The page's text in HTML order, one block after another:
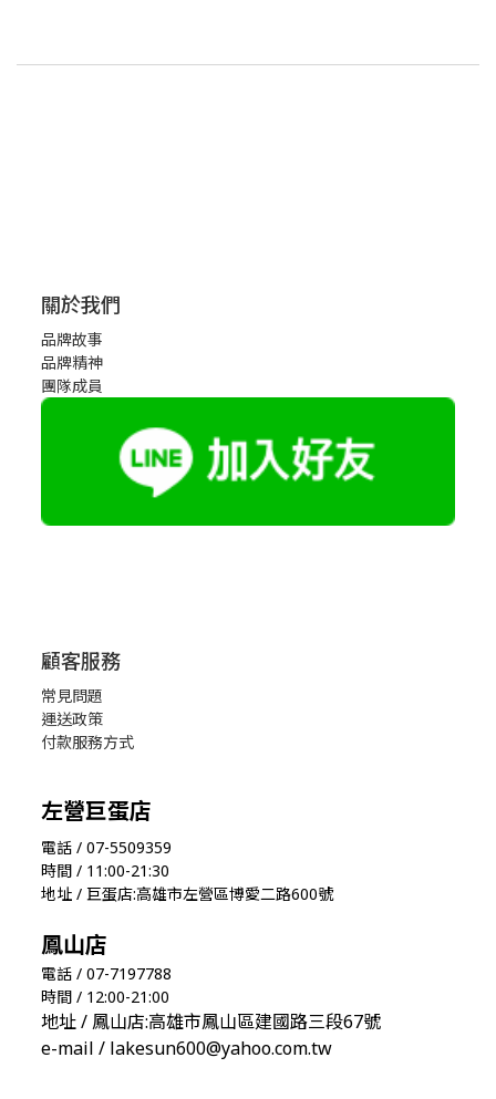
關於我們
品牌故事
品牌精神
團隊成員
顧客服務
常見問題
運送政策
付款服務方式
左營巨蛋店
電話 / 07-5509359
時間 / 11:00-21:30
地址 / 巨蛋店:高雄市左營區博愛二路600號
鳳山店
電話 / 07-7197788
時間 / 12:00-21:00
地址 / 鳳山店:高雄市鳳山區建國路三段67號
e-mail / lakesun600@yahoo.com.tw